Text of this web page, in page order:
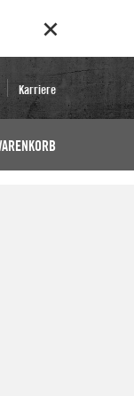
Karriere